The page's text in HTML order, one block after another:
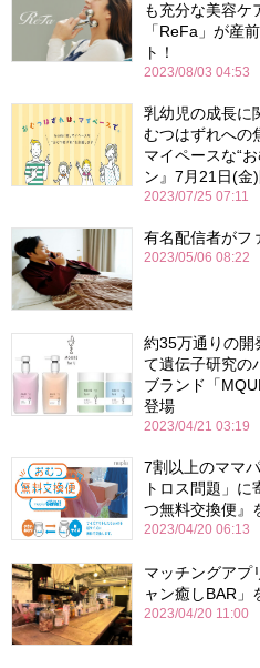
も充分な美容
「ReFa」が産
ト！
2023/08/03 04:53
乳幼児の成長に
むつはずれへの
マイペースな“
ン』7月21日(金
2023/07/25 07:11
有名配信者がフ
2023/05/06 08:22
約35万通りの開
て遺伝子研究
ブランド「
登場
2023/04/21 03:19
7割以上のママ
トロス問題」
つ無料交換便』
2023/04/20 06:13
マッチングアプ
ャン癒しBAR」
2023/04/20 11:00